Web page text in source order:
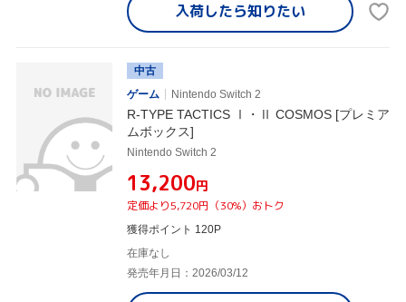
入荷したら知りたい
中古
ゲーム
Nintendo Switch 2
R-TYPE TACTICS Ⅰ・Ⅱ COSMOS [プレミア
ムボックス]
Nintendo Switch 2
¥13,200円
定価より5,720円（30%）おトク
獲得ポイント 120P
在庫なし
発売年月日：2026/03/12